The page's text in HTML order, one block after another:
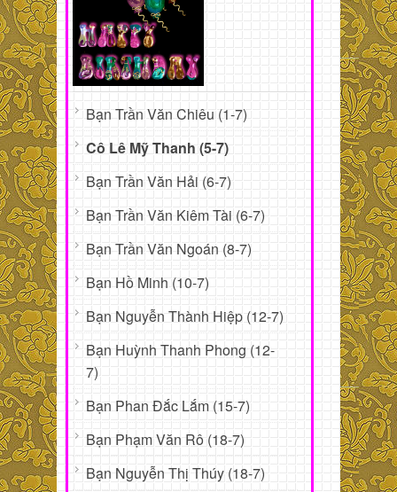
Bạn Trần Văn Chiêu (1-7)
Cô Lê Mỹ Thanh (5-7)
Bạn Trần Văn Hải (6-7)
Bạn Trần Văn Kiêm Tài (6-7)
Bạn Trần Văn Ngoán (8-7)
Bạn Hồ Minh (10-7)
Bạn Nguyễn Thành Hiệp (12-7)
Bạn Huỳnh Thanh Phong (12-
7)
Bạn Phan Đắc Lắm (15-7)
Bạn Phạm Văn Rô (18-7)
Bạn Nguyễn Thị Thúy (18-7)